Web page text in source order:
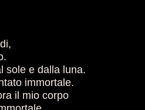
sole e dalla luna.
immortale.
il mio corpo